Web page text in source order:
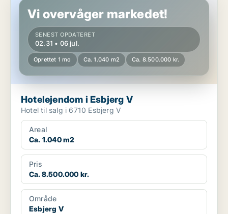
Vi overvåger markedet!
SENEST OPDATERET
02.31 • 06 jul.
Oprettet 1 mo Ca. 1.040 m2 Ca. 8.500.000 kr.
Hotelejendom i Esbjerg V
Hotel til salg i 6710 Esbjerg V
Areal
Ca. 1.040 m2
Pris
Ca. 8.500.000 kr.
Område
Esbjerg V